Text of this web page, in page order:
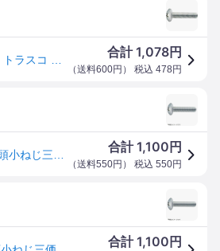
合計1,078円
（送料600円 ） 税込 478 円
合計1,100 円
（送料550円 ） 税込 550円
合計1,100 円